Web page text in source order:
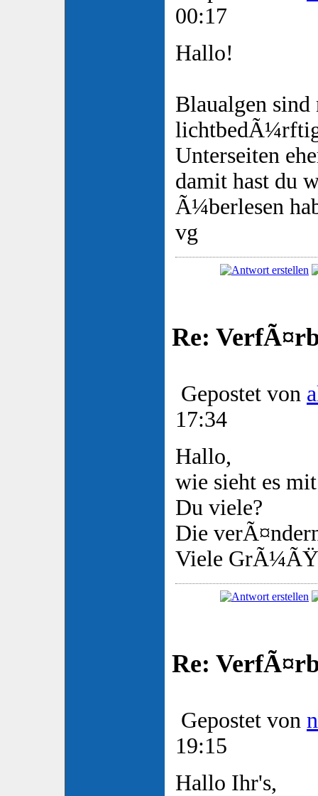
00:17
Hallo!
Blaualgen sind
Unterseiten
damit hast du
Ã¼berlesen
vg
Re:
Gepostet von
17:34
Hallo,
wie sieht es
Du viele?
Die
Viele
Re:
Gepostet von
19:15
Hallo Ihr's,